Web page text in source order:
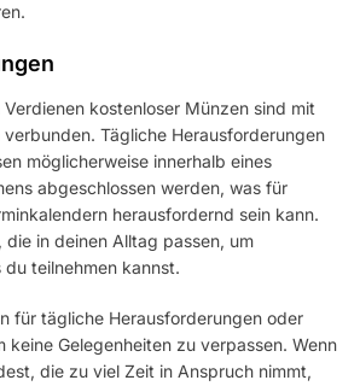
kostenloser Münzen sind mit
Tägliche Herausforderungen
möglicherweise innerhalb eines
abgeschlossen werden, was für
herausfordernd sein kann.
die in deinen Alltag passen, um
teilnehmen kannst.
für tägliche Herausforderungen oder
keine Gelegenheiten zu verpassen. Wenn
die zu viel Zeit in Anspruch nimmt,